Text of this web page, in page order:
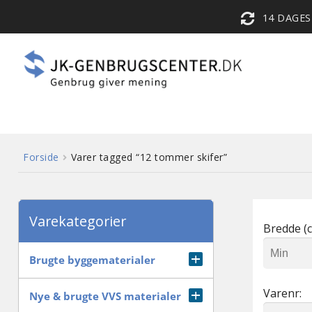
14
Forside Varer tagged “12 tommer skifer”
Bredde
Varenr:
Varekategorier
Brugte byggematerialer
Diverse
Nye & brugte VVS materialer